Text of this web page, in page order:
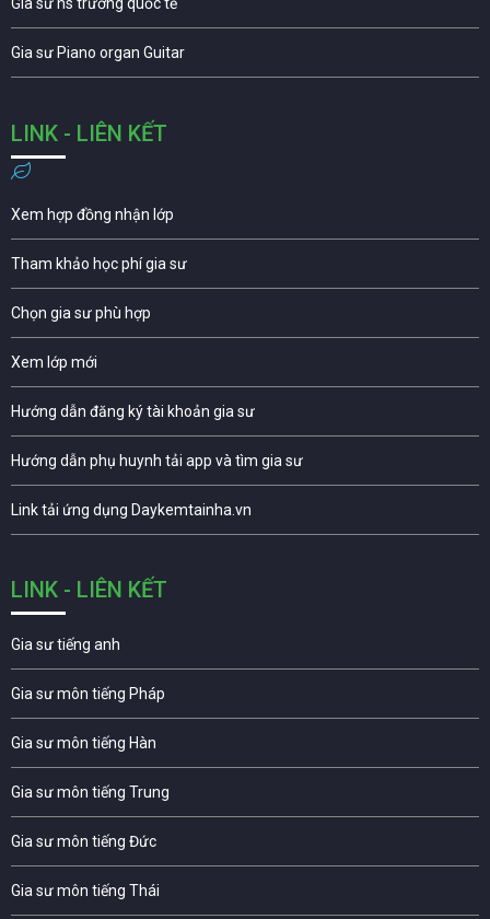
Gia sư Piano organ Guitar
LINK - LIÊN KẾT
Xem hợp đồng nhận lớp
Tham khảo học phí gia sư
Chọn gia sư phù hợp
Xem lớp mới
Hướng dẫn đăng ký tài khoản gia sư
Hướng dẫn phụ huynh tải app và tìm gia sư
Link tải ứng dụng Daykemtainha.vn
LINK - LIÊN KẾT
Gia sư tiếng anh
Gia sư môn tiếng Pháp
Gia sư môn tiếng Hàn
Gia sư môn tiếng Trung
Gia sư môn tiếng Đức
Gia sư môn tiếng Thái